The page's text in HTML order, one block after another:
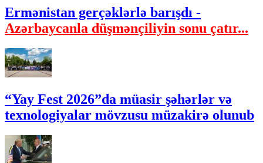
Ermənistan gerçəklərlə barışdı -
Azərbaycanla düşmənçiliyin sonu çatır...
“Yay Fest 2026”da müasir şəhərlər və
texnologiyalar mövzusu müzakirə olunub